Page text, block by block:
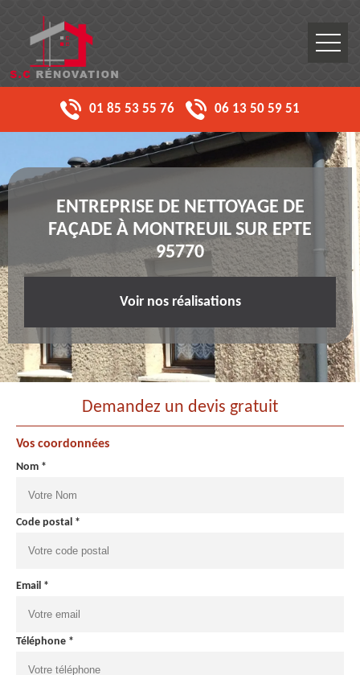
01 85 53 55 76 06 13 50 59 51
ENTREPRISE DE NETTOYAGE DE
FAÇADE À MONTREUIL SUR EPTE
95770
Voir nos réalisations
Demandez un devis gratuit
Vos coordonnées
Nom *
Code postal *
Email *
Téléphone *